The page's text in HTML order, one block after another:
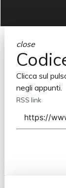
close
Clicca sul
negli appunti.
RSS link